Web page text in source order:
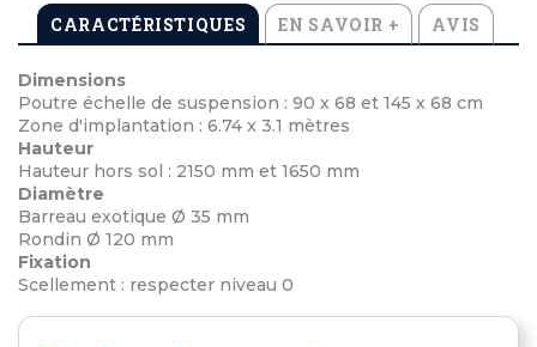
CARACTÉRISTIQUES EN SAVOIR + AVIS
Dimensions
Poutre échelle de suspension : 90 x 68 et 145 x 68 cm
Zone d'implantation : 6.74 x 3.1 mètres
Hauteur
Hauteur hors sol : 2150 mm et 1650 mm
Diamètre
Barreau exotique Ø 35 mm
Rondin Ø 120 mm
Fixation
Scellement : respecter niveau 0